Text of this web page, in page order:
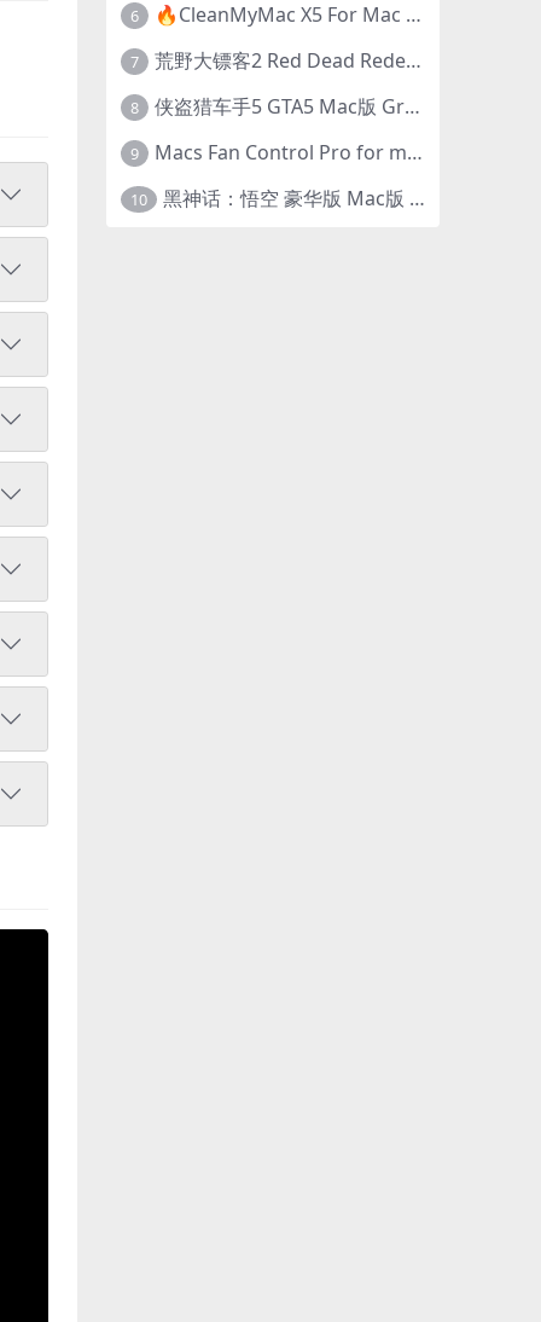
6 🔥CleanMyMac X5 For Mac v5.5.7｜免激活版｜macOS系统优化/清理神器
7 荒野大镖客2 Red Dead Redemption 2 for mac v1436.28｜中文移植版｜最好玩的开放世界游戏
8 侠盗猎车手5 GTA5 Mac版 Grand Theft Auto V For Mac｜中文破解版
9 Macs Fan Control Pro for mac v1.5.18｜中文破解版｜风扇监控与控制工具
10 黑神话：悟空 豪华版 Mac版 Black Myth: Wukong For Mac v1.0.21.23831｜国语中文移植版｜仅限终身VIP交流学习｜含Mac+Win版